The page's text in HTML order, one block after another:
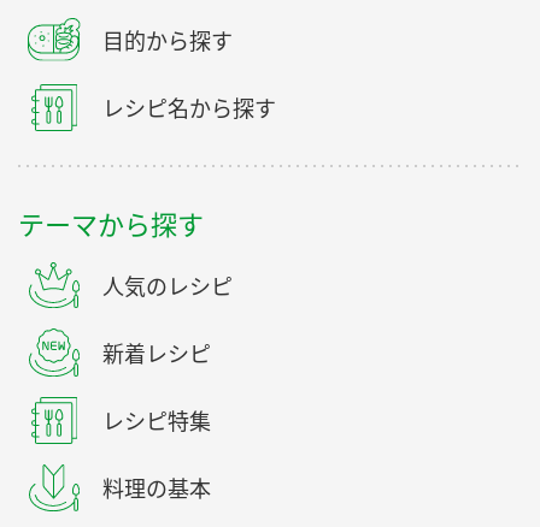
目的から探す
レシピ名から探す
テーマから探す
人気のレシピ
新着レシピ
レシピ特集
料理の基本